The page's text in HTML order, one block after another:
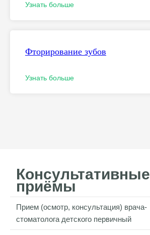
Узнать больше
Фторирование зубов
Узнать больше
Консультативные
приёмы
Прием (осмотр, консультация) врача-
стоматолога детского первичный